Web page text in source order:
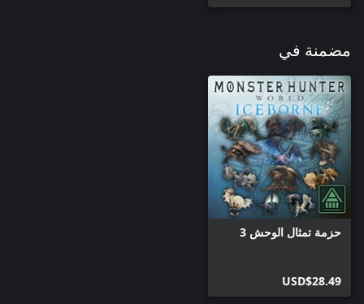
مضمنة في
حزمة تمثال الوحش 3
USD$28.49